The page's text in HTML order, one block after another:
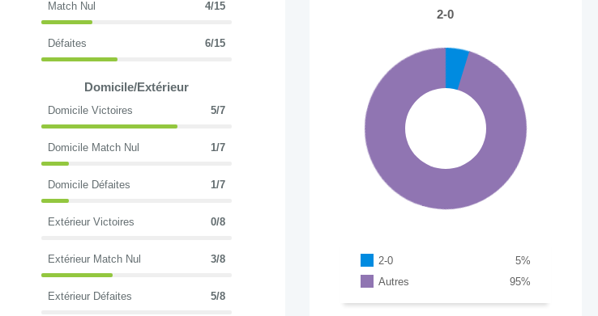
Match Nul 4/15
Défaites 6/15
Domicile/Extérieur
Domicile Victoires 5/7
Domicile Match Nul 1/7
Domicile Défaites 1/7
Extérieur Victoires 0/8
Extérieur Match Nul 3/8
Extérieur Défaites 5/8
2-0
2-0 %
5
Autres
%
95